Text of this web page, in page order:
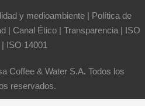
y medioambiente| Política de
| Canal Ético | Transparencia | ISO
| ISO 14001
Coffee & Water S.A. Todos los
reservados.